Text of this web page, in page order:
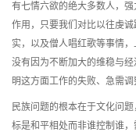
有七情六欲的绝大多数人，
作用，只要我们对比以往虔
实，以及僧人唱红歌等事情
没有因为不断加大的维稳与
明这方面工作的失败、急需调
民族问题的根本在于文化问
标是和平相处而非谁控制谁